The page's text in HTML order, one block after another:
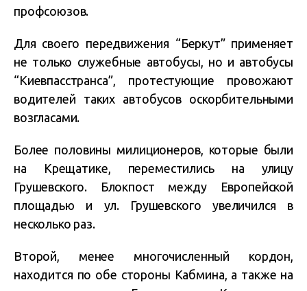
профсоюзов.
Для своего передвижения “Беркут” применяет
не только служебные автобусы, но и автобусы
“Киевпасстранса”, протестующие провожают
водителей таких автобусов оскорбительными
возгласами.
Более половины милиционеров, которые были
на Крещатике, переместились на улицу
Грушевского. Блокпост между Европейской
площадью и ул. Грушевского увеличился в
несколько раз.
Второй, менее многочисленный кордон,
находится по обе стороны Кабмина, а также на